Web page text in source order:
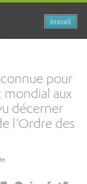
Install
pour
aux
décerner
l’Ordre des